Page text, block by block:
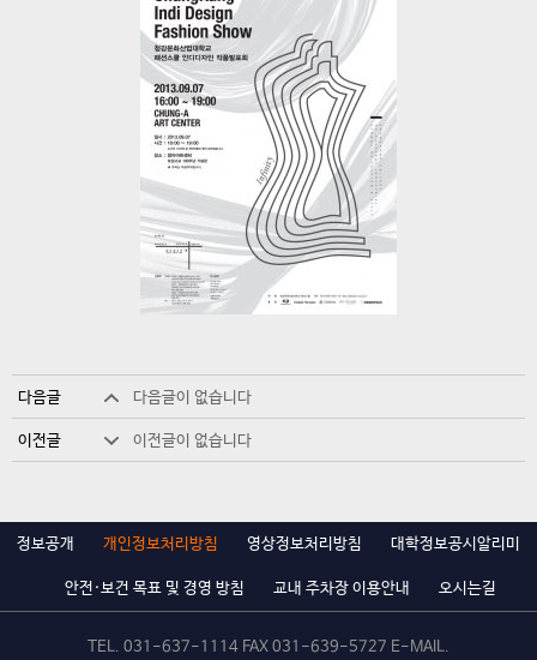
다음글 다음글이 없습니다
이전글 이전글이 없습니다
정보공개 개인정보처리방침 영상정보처리방침 대학정보공시알리미
안전·보건 목표 및 경영 방침 교내 주차장 이용안내 오시는길
TEL. 031-637-1114 FAX 031-639-5727 E-MAIL.